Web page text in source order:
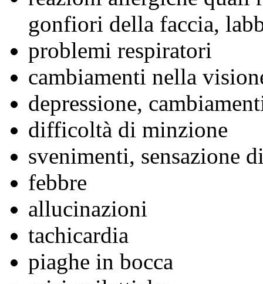
gonfiori della faccia,
problemi respiratori
cambiamenti nella
depressione,
difficoltà di minzione
svenimenti, sensazione
febbre
allucinazioni
tachicardia
piaghe in bocca